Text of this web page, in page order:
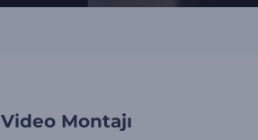
Video Montajı